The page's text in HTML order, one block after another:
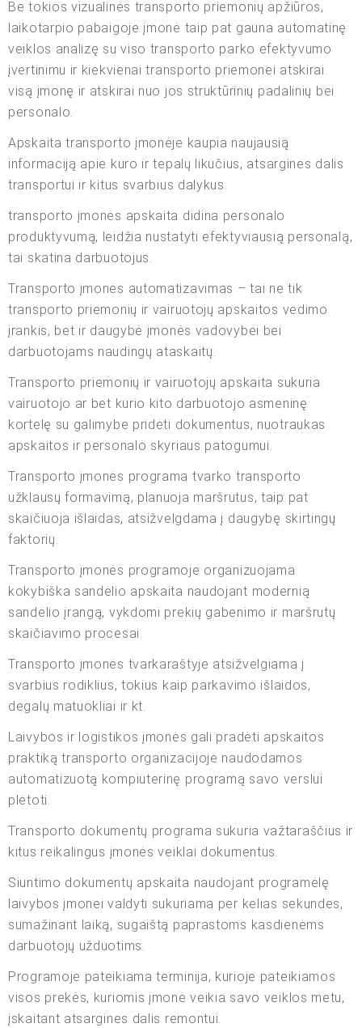
Be tokios vizualinės transporto priemonių apžiūros,
laikotarpio pabaigoje įmonė taip pat gauna automatinę
veiklos analizę su viso transporto parko efektyvumo
įvertinimu ir kiekvienai transporto priemonei atskirai.
visą įmonę ir atskirai nuo jos struktūrinių padalinių bei
personalo.
Apskaita transporto įmonėje kaupia naujausią
informaciją apie kuro ir tepalų likučius, atsargines dalis
transportui ir kitus svarbius dalykus.
transporto įmonės apskaita didina personalo
produktyvumą, leidžia nustatyti efektyviausią personalą,
tai skatina darbuotojus.
Transporto įmonės automatizavimas – tai ne tik
transporto priemonių ir vairuotojų apskaitos vedimo
įrankis, bet ir daugybė įmonės vadovybei bei
darbuotojams naudingų ataskaitų.
Transporto priemonių ir vairuotojų apskaita sukuria
vairuotojo ar bet kurio kito darbuotojo asmeninę
kortelę su galimybe pridėti dokumentus, nuotraukas
apskaitos ir personalo skyriaus patogumui.
Transporto įmonės programa tvarko transporto
užklausų formavimą, planuoja maršrutus, taip pat
skaičiuoja išlaidas, atsižvelgdama į daugybę skirtingų
faktorių.
Transporto įmonės programoje organizuojama
kokybiška sandėlio apskaita naudojant modernią
sandėlio įrangą, vykdomi prekių gabenimo ir maršrutų
skaičiavimo procesai.
Transporto įmonės tvarkaraštyje atsižvelgiama į
svarbius rodiklius, tokius kaip parkavimo išlaidos,
degalų matuokliai ir kt.
Laivybos ir logistikos įmonės gali pradėti apskaitos
praktiką transporto organizacijoje naudodamos
automatizuotą kompiuterinę programą savo verslui
plėtoti.
Transporto dokumentų programa sukuria važtaraščius ir
kitus reikalingus įmonės veiklai dokumentus.
Siuntimo dokumentų apskaita naudojant programėlę
laivybos įmonei valdyti sukuriama per kelias sekundes,
sumažinant laiką, sugaištą paprastoms kasdienėms
darbuotojų užduotims.
Programoje pateikiama terminija, kurioje pateikiamos
visos prekės, kuriomis įmonė veikia savo veiklos metu,
įskaitant atsargines dalis remontui.